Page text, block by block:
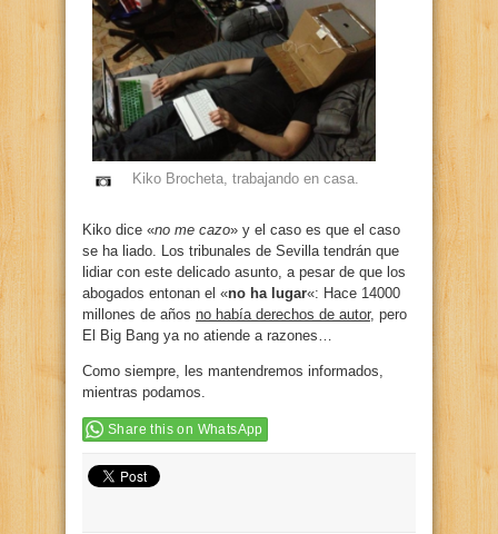
Kiko Brocheta, trabajando en casa.
Kiko dice «no me cazo» y el caso es que el caso
se ha liado. Los tribunales de Sevilla tendrán que
lidiar con este delicado asunto, a pesar de que los
abogados entonan el «no ha lugar«: Hace 14000
millones de años no había derechos de autor, pero
El Big Bang ya no atiende a razones…
Como siempre, les mantendremos informados,
mientras podamos.
Share this on WhatsApp